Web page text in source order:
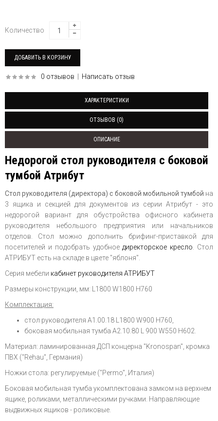
Количество
0 отзывов Написать отзыв
ХАРАКТЕРИСТИКИ
ОТЗЫВОВ (0)
ОПИСАНИЕ
Недорогой стол руководителя с боковой
тумбой Атрибут
Стол руководителя (директора) с боковой мобильной тумбой на
3 ящика и секцией для документов из серии Атрибут - это
недорогой вариант для обустройства офисного кабинета
руководителя небольшого предприятия или начальников
отделов. Стол можно дополнить брифинг-приставкой для
посетителей и подобрать удобное директорское кресло . Стол
АТРИБУТ есть на складе в цвете "яблоня".
Серия мебели кабинет руководителя АТРИБУТ
Размеры конструкции, мм: L1800 W1800 H760
Комплектация:
стол руководителя А1.00.18 L1800 W900 H760,
боковая мобильная тумба А2.10.80 L 900 W550 H602.
Материал: ламинированная ДСП концерна "Kronospan", кромка
ПВХ ("Rehau", Германия)
Ножки стола: регулируемые ("Permo", Италия)
Боковая мобильная тумба укомплектована замком на верхнем
ящике, роликами, металлическими ручками. Направляющие
выдвижных ящиков - роликовые.